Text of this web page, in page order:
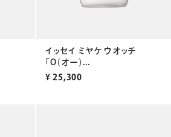
イッセイ ミヤケ ウオッチ
「O（オー）...
¥ 25,300